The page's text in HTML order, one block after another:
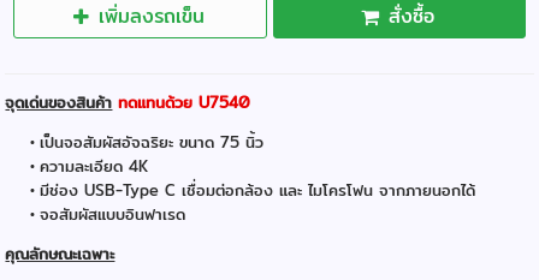
เพิ่มลงรถเข็น สั่งซื้อ
จุดเด่นของสินค้า ทดแทนด้วย U7540
เป็นจอสัมผัสอัจฉริยะ ขนาด 75 นิ้ว
ความละเอียด 4K
มีช่อง USB-Type C เชื่อมต่อกล้อง และ ไมโครโฟน จากภายนอกได้
จอสัมผัสแบบอินฟาเรด
คุณลักษณะเฉพาะ